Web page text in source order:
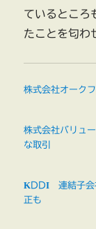
ているところ
たことを匂わ
株式会社オーク
株式会社バリュ
な取引
KDDI 連結子会
正も